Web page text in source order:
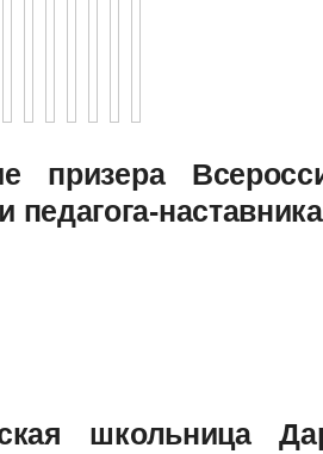
призера
наставника
школьница